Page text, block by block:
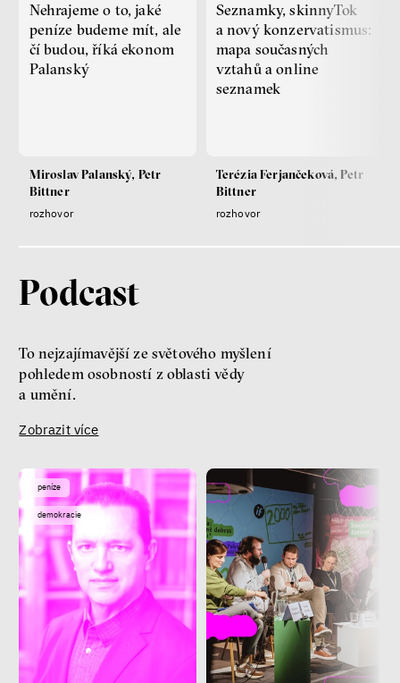
Nehrajeme o to, jaké
peníze budeme mít, ale
čí budou, říká ekonom
Palanský
Miroslav Palanský, Petr
Bittner
rozhovor
Seznamky, skinnyTok
a nový konzervatismus:
mapa současných
vztahů a online
seznamek
Terézia Ferjančeková, Petr
Bittner
rozhovor
Podcast
To nejzajímavější ze světového myšlení
pohledem osobností z oblasti vědy
a umění.
Zobrazit více
peníze
demokracie